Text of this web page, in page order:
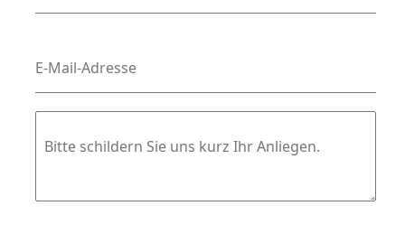
E-Mail-Adresse
Bitte schildern Sie uns kurz Ihr Anliegen.